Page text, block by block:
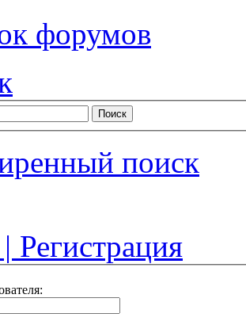
форумов
поиск
| Регистрация